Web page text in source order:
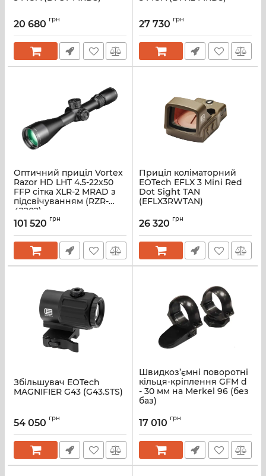
20 680 грн 27 730 грн
Оптичний приціл Vortex
Razor HD LHT 4.5-22x50
FFP сітка XLR-2 MRAD з
підсвічуванням (RZR-
42202)
101 520 грн
Приціл коліматорний
EOTech EFLX 3 Mini Red
Dot Sight TAN
(EFLX3RWTAN)
26 320 грн
Збільшувач EOTech
MAGNIFIER G43 (G43.STS)
54 050 грн
Швидкоз’ємні поворотні
кільця-кріплення GFM d
- 30 мм на Merkel 96 (без
баз)
17 010 грн